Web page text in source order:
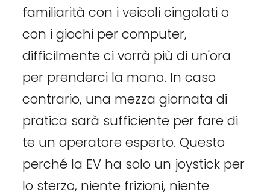
familiarità con i veicoli cingolati o
con i giochi per computer,
difficilmente ci vorrà più di un'ora
per prenderci la mano. In caso
contrario, una mezza giornata di
pratica sarà sufficiente per fare di
te un operatore esperto. Questo
perché la EV ha solo un joystick per
lo sterzo, niente frizioni, niente